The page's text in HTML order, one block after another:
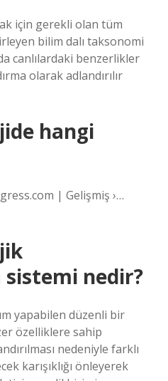
için gerekli olan tüm
bilim dalı taksonomi
canlılardaki benzerlikler
olarak adlandırılır
hangi
| Gelişmiş ›…
sistemi nedir?
yapabilen düzenli bir
özelliklere sahip
nedeniyle farklı
karışıklığı önleyerek